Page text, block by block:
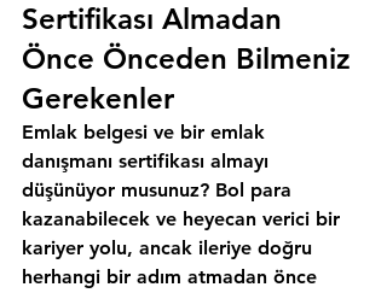
Sertifikası Almadan
Önce Önceden Bilmeniz
Gerekenler
Emlak belgesi ve bir emlak
danışmanı sertifikası almayı
düşünüyor musunuz? Bol para
kazanabilecek ve heyecan verici bir
kariyer yolu, ancak ileriye doğru
herhangi bir adım atmadan önce